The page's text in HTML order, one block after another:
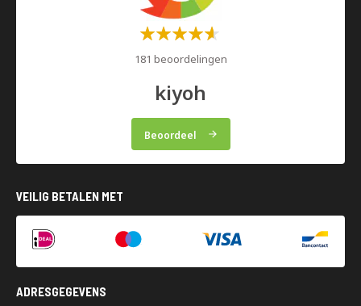
Waardering:
181 beoordelingen
kiyoh
Beoordeel
VEILIG BETALEN MET
ADRESGEGEVENS